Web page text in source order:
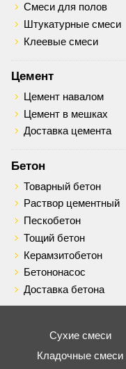
Смеси для полов
Штукатурные смеси
Клеевые смеси
Цемент
Цемент навалом
Цемент в мешках
Доставка цемента
Бетон
Товарный бетон
Раствор цементный
Пескобетон
Тощий бетон
Керамзитобетон
Бетононасос
Доставка бетона
Сухие смеси
Кладочные смеси